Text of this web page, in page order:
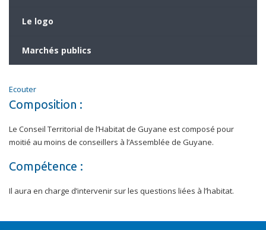
Le logo
Marchés publics
Ecouter
Composition :
Le Conseil Territorial de l’Habitat de Guyane est composé pour
moitié au moins de conseillers à l’Assemblée de Guyane.
Compétence :
Il aura en charge d’intervenir sur les questions liées à l’habitat.